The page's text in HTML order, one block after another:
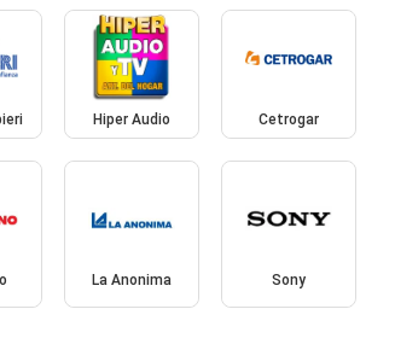
Hiper Audio Cetrogar
La Anonima Sony